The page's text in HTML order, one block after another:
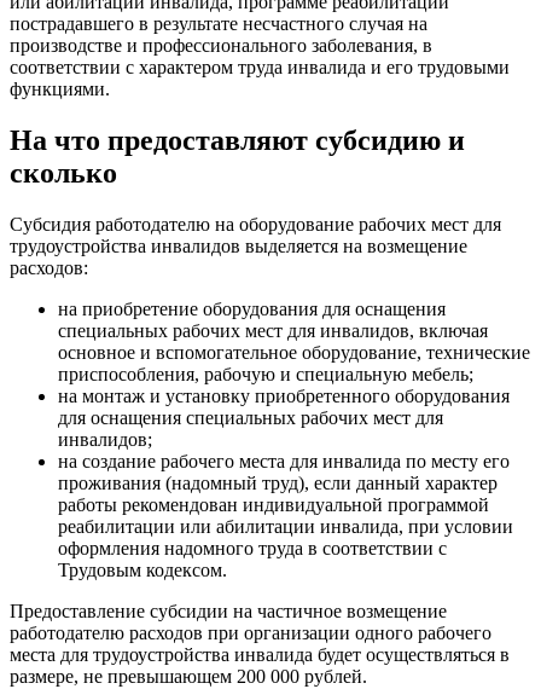
пострадавшего в результате несчастного случая на
производстве и профессионального заболевания, в
соответствии с характером труда инвалида и его трудовыми
функциями.
На что предоставляют субсидию и
сколько
Субсидия работодателю на оборудование рабочих мест для
трудоустройства инвалидов выделяется на возмещение
расходов:
на приобретение оборудования для оснащения
специальных рабочих мест для инвалидов, включая
основное и вспомогательное оборудование, технические
приспособления, рабочую и специальную мебель;
на монтаж и установку приобретенного оборудования
для оснащения специальных рабочих мест для
инвалидов;
на создание рабочего места для инвалида по месту его
проживания (надомный труд), если данный характер
работы рекомендован индивидуальной программой
реабилитации или абилитации инвалида, при условии
оформления надомного труда в соответствии с
Трудовым кодексом.
Предоставление субсидии на частичное возмещение
работодателю расходов при организации одного рабочего
места для трудоустройства инвалида будет осуществляться в
размере, не превышающем 200 000 рублей.